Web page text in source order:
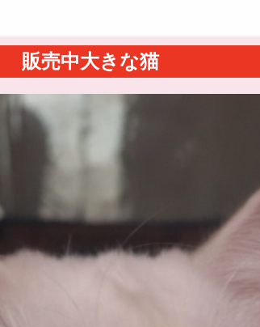
販売中大きな猫